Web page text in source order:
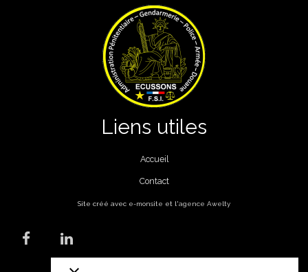
Liens utiles
Accueil
Contact
Site créé avec e-monsite et l'agence Awelty